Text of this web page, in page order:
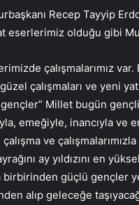
Recep Tayyip
eserlerimiz olduğu gibi
çalışmalarımız
çalışmaları ve yeni
Millet bugün
emeğiyle, inancıyla
ve
ay yıldızını en
birbirinden güçlü gençler
alıp geleceğe